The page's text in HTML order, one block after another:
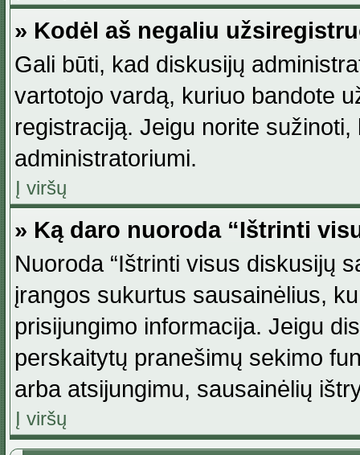
» Kodėl aš negaliu
Gali būti, kad diskusijų
vartotojo vardą, kuriuo bandote
registraciją. Jeigu norite
administratoriumi.
Į viršų
» Ką daro nuoroda “Ištrinti
Nuoroda “Ištrinti visus diskusijų
įrangos sukurtus sausainėlius,
prisijungimo informacija. Jeigu
perskaitytų pranešimų sekimo
arba atsijungimu, sausainėlių
Į viršų